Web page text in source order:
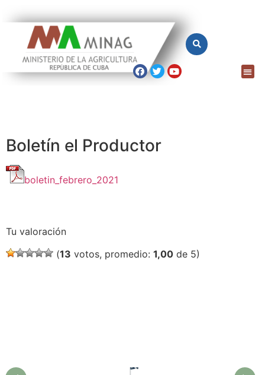
Boletín el Productor
boletin_febrero_2021
Tu valoración
(13 votos, promedio: 1,00 de 5)